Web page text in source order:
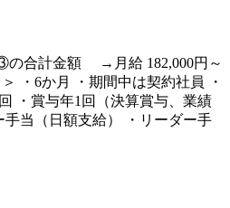
合計金額 →月給 182,000円～
6か月 ・期間中は契約社員 ・
・賞与年1回（決算賞与、業績
当（日額支給） ・リーダー手